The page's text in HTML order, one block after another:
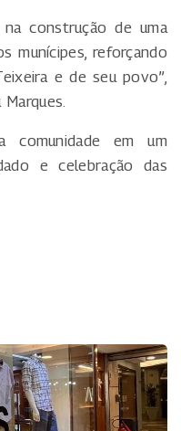
construção de uma
munícipes, reforçando
e de seu povo”,
em um
e celebração das